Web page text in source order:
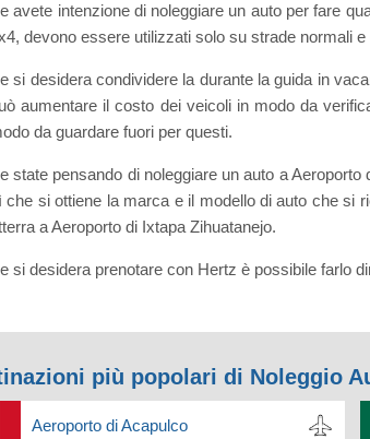
avete intenzione di noleggiare un auto per fare
devono essere utilizzati solo su strade normali
si desidera condividere la durante la guida in
aumentare il costo dei veicoli in modo da
da guardare fuori per questi.
state pensando di noleggiare un auto a
che si ottiene la marca e il modello di auto che si
a Aeroporto di Ixtapa Zihuatanejo.
si desidera prenotare con Hertz è possibile farlo
più popolari di Noleggio
Aeroporto di Acapulco